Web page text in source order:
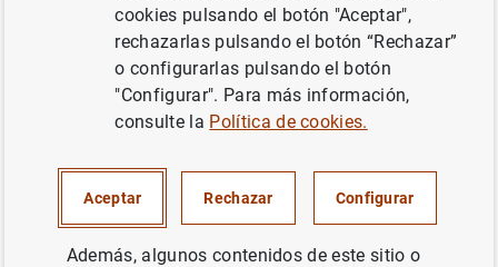
cookies pulsando el botón "Aceptar",
rechazarlas pulsando el botón “Rechazar”
o configurarlas pulsando el botón
"Configurar". Para más información,
consulte la Política de cookies.
Aceptar Rechazar Configurar
Además, algunos contenidos de este sitio o